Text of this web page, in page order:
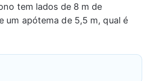
tem lados de 8 m de
um apótema de 5,5 m, qual é